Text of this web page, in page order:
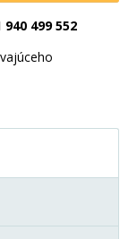
940 499 552